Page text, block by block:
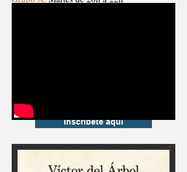
Inscríbete aquí